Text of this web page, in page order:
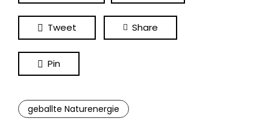
Tweet Share
Pin
geballte Naturenergie